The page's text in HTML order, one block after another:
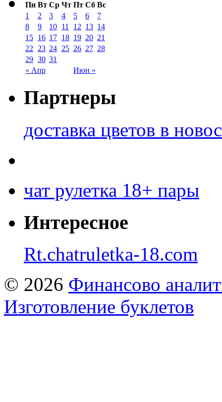
Пн Вт Ср Чт Пт Сб Вс
« Апр Июн »
1 2 3 4 5 6
7
8
9 10 11 12 13 14
15 16 17 18 19 20 21
22 23 24 25 26 27 28
29 30 31
Партнеры
доставка цветов в
чат рулетка 18+ пары
Интересное
Rt.chatruletka-18.com
© 2026 Финансово
Изготовление буклетов